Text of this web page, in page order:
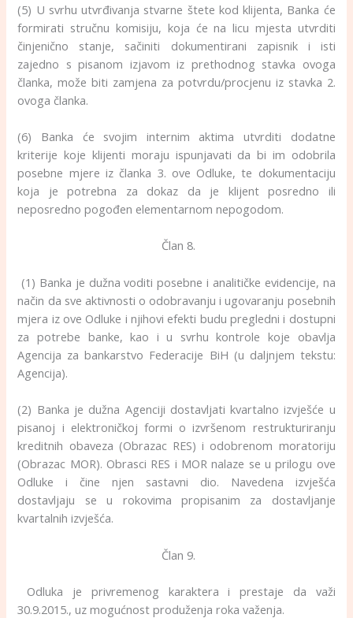
(5) U svrhu utvrđivanja stvarne štete kod klijenta, Banka će
formirati stručnu komisiju, koja će na licu mjesta utvrditi
činjenično stanje, sačiniti dokumentirani zapisnik i isti
zajedno s pisanom izjavom iz prethodnog stavka ovoga
članka, može biti zamjena za potvrdu/procjenu iz stavka 2.
ovoga članka.
(6) Banka će svojim internim aktima utvrditi dodatne
kriterije koje klijenti moraju ispunjavati da bi im odobrila
posebne mjere iz članka 3. ove Odluke, te dokumentaciju
koja je potrebna za dokaz da je klijent posredno ili
neposredno pogođen elementarnom nepogodom.
Član 8.
(1) Banka je dužna voditi posebne i analitičke evidencije, na
način da sve aktivnosti o odobravanju i ugovaranju posebnih
mjera iz ove Odluke i njihovi efekti budu pregledni i dostupni
za potrebe banke, kao i u svrhu kontrole koje obavlja
Agencija za bankarstvo Federacije BiH (u daljnjem tekstu:
Agencija).
(2) Banka je dužna Agenciji dostavljati kvartalno izvješće u
pisanoj i elektroničkoj formi o izvršenom restrukturiranju
kreditnih obaveza (Obrazac RES) i odobrenom moratoriju
(Obrazac MOR). Obrasci RES i MOR nalaze se u prilogu ove
Odluke i čine njen sastavni dio. Navedena izvješća
dostavljaju se u rokovima propisanim za dostavljanje
kvartalnih izvješća.
Član 9.
Odluka je privremenog karaktera i prestaje da važi
30.9.2015., uz mogućnost produženja roka važenja.